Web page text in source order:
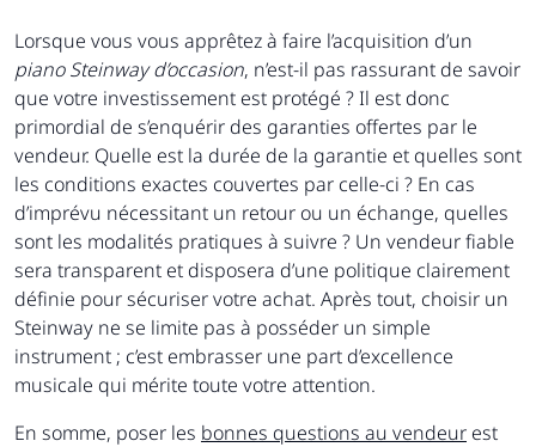
Lorsque vous vous apprêtez à faire l’acquisition d’un
piano Steinway d’occasion, n’est-il pas rassurant de savoir
que votre investissement est protégé ? Il est donc
primordial de s’enquérir des garanties offertes par le
vendeur. Quelle est la durée de la garantie et quelles sont
les conditions exactes couvertes par celle-ci ? En cas
d’imprévu nécessitant un retour ou un échange, quelles
sont les modalités pratiques à suivre ? Un vendeur fiable
sera transparent et disposera d’une politique clairement
définie pour sécuriser votre achat. Après tout, choisir un
Steinway ne se limite pas à posséder un simple
instrument ; c’est embrasser une part d’excellence
musicale qui mérite toute votre attention.
En somme, poser les bonnes questions au vendeur est